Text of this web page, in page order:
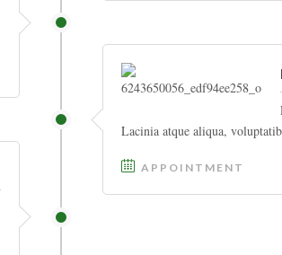
Lacinia atque aliqua,
APPOINTMENT